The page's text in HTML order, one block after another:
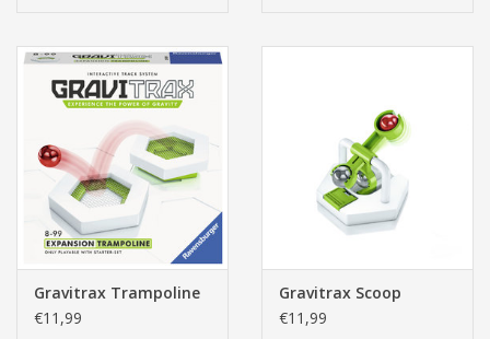
Gravitrax Trampoline
€11,99
Gravitrax Scoop
€11,99